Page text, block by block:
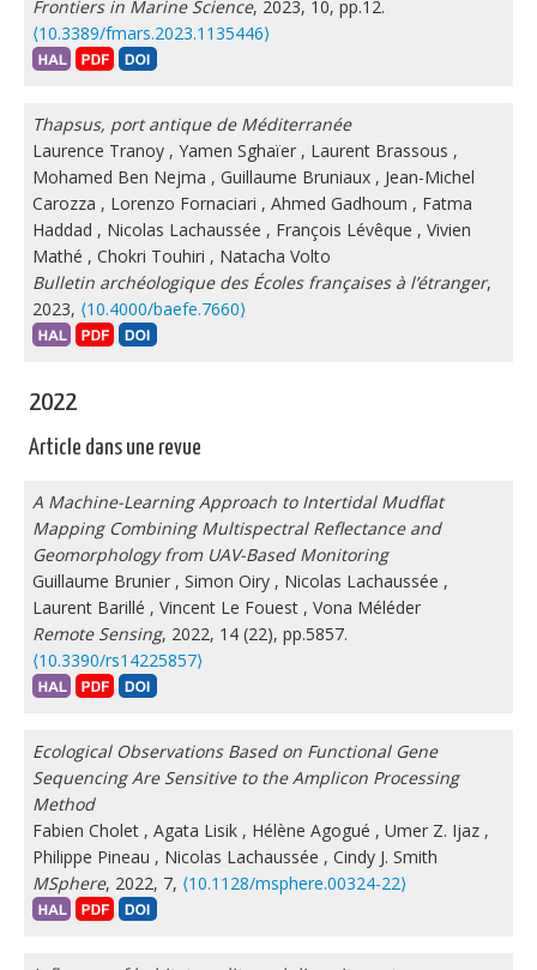
Frontiers in Marine Science, 2023, 10, pp.12.
⟨10.3389/fmars.2023.1135446⟩
Thapsus, port antique de Méditerranée
Laurence Tranoy , Yamen Sghaïer , Laurent Brassous ,
Mohamed Ben Nejma , Guillaume Bruniaux , Jean-Michel
Carozza , Lorenzo Fornaciari , Ahmed Gadhoum , Fatma
Haddad , Nicolas Lachaussée , François Lévêque , Vivien
Mathé , Chokri Touhiri , Natacha Volto
Bulletin archéologique des Écoles françaises à l’étranger,
2023, ⟨10.4000/baefe.7660⟩
2022
Article dans une revue
A Machine-Learning Approach to Intertidal Mudflat
Mapping Combining Multispectral Reflectance and
Geomorphology from UAV-Based Monitoring
Guillaume Brunier , Simon Oiry , Nicolas Lachaussée ,
Laurent Barillé , Vincent Le Fouest , Vona Méléder
Remote Sensing, 2022, 14 (22), pp.5857.
⟨10.3390/rs14225857⟩
Ecological Observations Based on Functional Gene
Sequencing Are Sensitive to the Amplicon Processing
Method
Fabien Cholet , Agata Lisik , Hélène Agogué , Umer Z. Ijaz ,
Philippe Pineau , Nicolas Lachaussée , Cindy J. Smith
MSphere, 2022, 7, ⟨10.1128/msphere.00324-22⟩